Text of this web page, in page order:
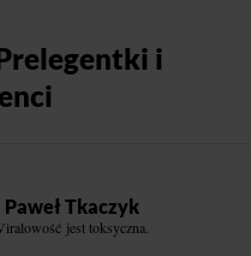
i
Paweł Tkaczyk
jest toksyczna.